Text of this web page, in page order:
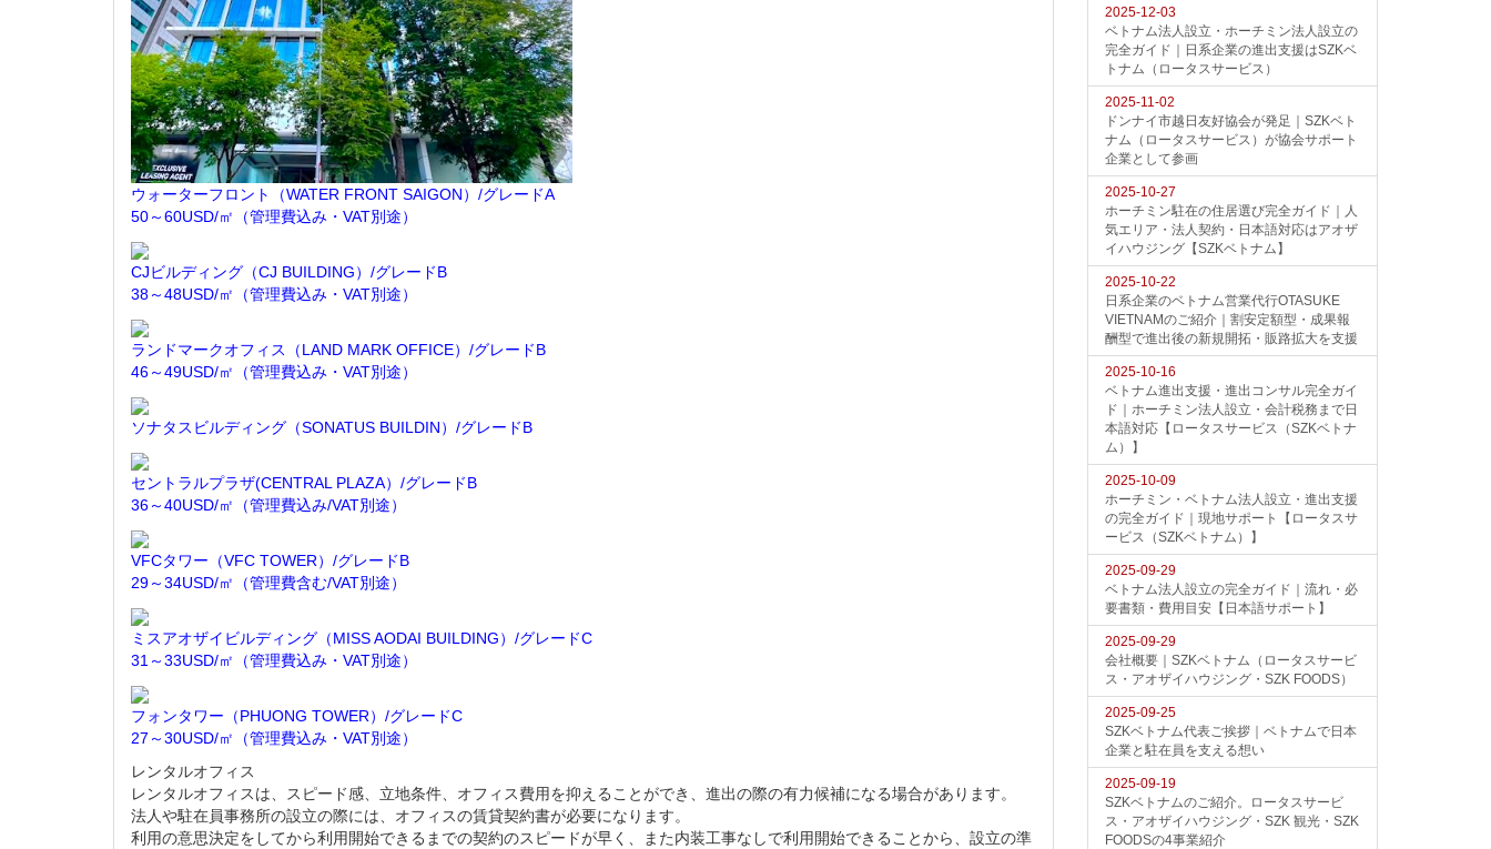
ウォーターフロント（WATER FRONT SAIGON）/グレードA
50～60USD/㎡（管理費込み・VAT別途）
CJビルディング（CJ BUILDING）/グレードB
38～48USD/㎡（管理費込み・VAT別途）
ランドマークオフィス（LAND MARK OFFICE）/グレードB
46～49USD/㎡（管理費込み・VAT別途）
ソナタスビルディング（SONATUS BUILDIN）/グレードB
セントラルプラザ(CENTRAL PLAZA）/グレードB
36～40USD/㎡（管理費込み/VAT別途）
VFCタワー（VFC TOWER）/グレードB
29～34USD/㎡（管理費含む/VAT別途）
ミスアオザイビルディング（MISS AODAI BUILDING）/グレードC
31～33USD/㎡（管理費込み・VAT別途）
フォンタワー（PHUONG TOWER）/グレードC
27～30USD/㎡（管理費込み・VAT別途）
レンタルオフィス
レンタルオフィスは、スピード感、立地条件、オフィス費用を抑えることができ、進出の際の有力候補になる場合があります。
法人や駐在員事務所の設立の際には、オフィスの賃貸契約書が必要になります。
利用の意思決定をしてから利用開始できるまでの契約のスピードが早く、また内装工事なしで利用開始できることから、設立の準
2025-12-03
ベトナム法人設立・ホーチミン法人設立の
完全ガイド｜日系企業の進出支援はSZKベ
トナム（ロータスサービス）
2025-11-02
ドンナイ市越日友好協会が発足｜SZKベト
ナム（ロータスサービス）が協会サポート
企業として参画
2025-10-27
ホーチミン駐在の住居選び完全ガイド｜人
気エリア・法人契約・日本語対応はアオザ
イハウジング【SZKベトナム】
2025-10-22
日系企業のベトナム営業代行OTASUKE
VIETNAMのご紹介｜割安定額型・成果報
酬型で進出後の新規開拓・販路拡大を支援
2025-10-16
ベトナム進出支援・進出コンサル完全ガイ
ド｜ホーチミン法人設立・会計税務まで日
本語対応【ロータスサービス（SZKベトナ
ム）】
2025-10-09
ホーチミン・ベトナム法人設立・進出支援
の完全ガイド｜現地サポート【ロータスサ
ービス（SZKベトナム）】
2025-09-29
ベトナム法人設立の完全ガイド｜流れ・必
要書類・費用目安【日本語サポート】
2025-09-29
会社概要｜SZKベトナム（ロータスサービ
ス・アオザイハウジング・SZK FOODS）
2025-09-25
SZKベトナム代表ご挨拶｜ベトナムで日本
企業と駐在員を支える想い
2025-09-19
SZKベトナムのご紹介。ロータスサービ
ス・アオザイハウジング・SZK 観光・SZK
FOODSの4事業紹介